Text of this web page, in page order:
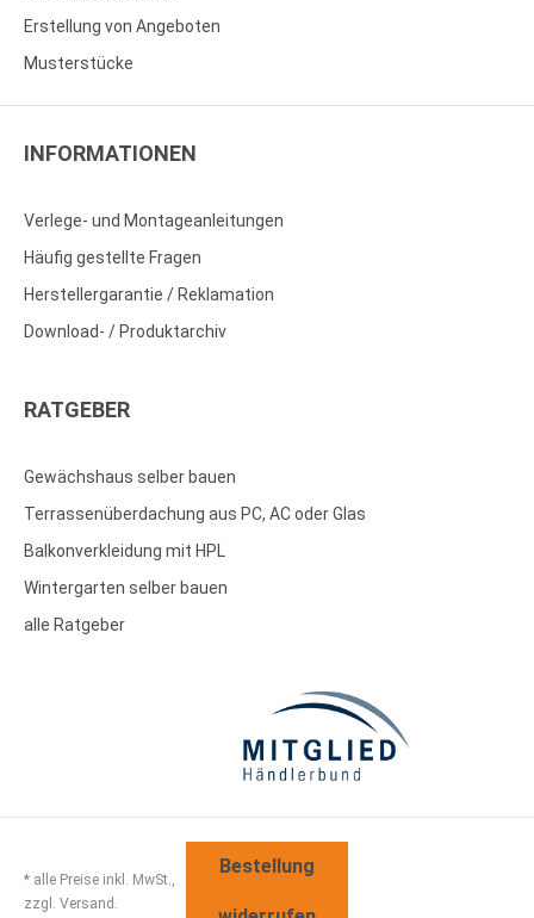
Erstellung von Angeboten
Musterstücke
INFORMATIONEN
Verlege- und Montageanleitungen
Häufig gestellte Fragen
Herstellergarantie / Reklamation
Download- / Produktarchiv
RATGEBER
Gewächshaus selber bauen
Terrassenüberdachung aus PC, AC oder Glas
Balkonverkleidung mit HPL
Wintergarten selber bauen
alle Ratgeber
* alle Preise inkl. MwSt.,
zzgl. Versand.
Bestellung